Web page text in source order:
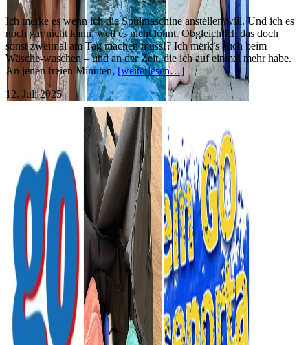
Ich merke es wenn ich die Spülmaschine anstellen will. Und ich es
noch gar nicht kann, weil es nicht lohnt. Obgleich ich das doch
sonst zweimal am Tag machen muss!? Ich merk’s auch beim
Wäsche-waschen – und an der Zeit, die ich auf einmal mehr habe.
An jenen freien Minuten,[weiterlesen…]
12. Juli 2025